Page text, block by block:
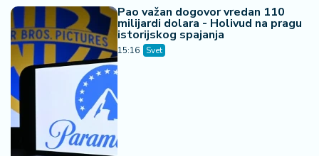
Pao važan dogovor vredan 110
milijardi dolara - Holivud na pragu
istorijskog spajanja
15:16 Svet